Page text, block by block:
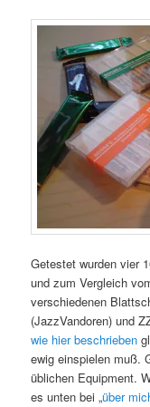
Getestet wurden vier
und zum Vergleich
verschiedenen
(JazzVandoren) und
wie hier beschrieben
ewig einspielen muß.
üblichen Equipment.
es unten bei „über